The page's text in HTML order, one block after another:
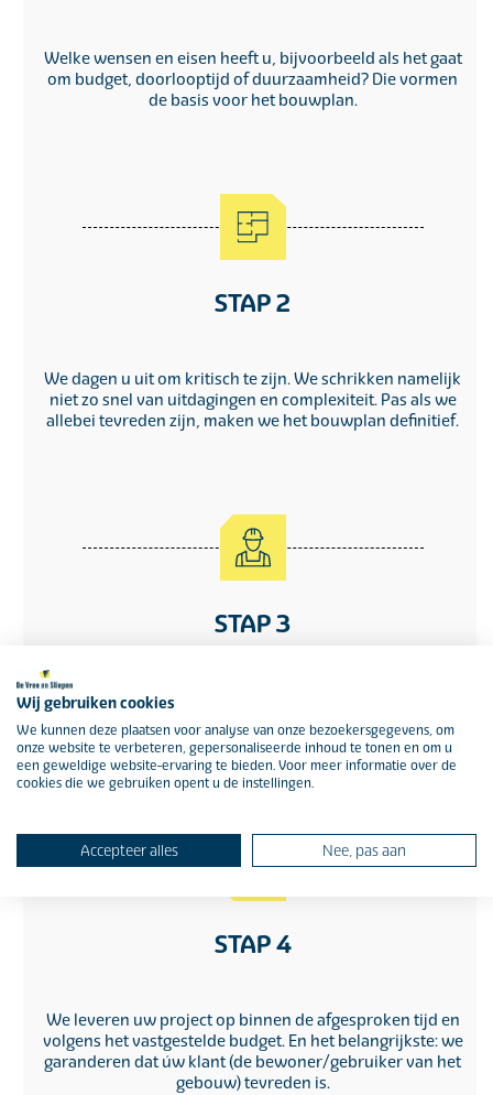
Welke wensen en eisen heeft u, bijvoorbeeld als het gaat
om budget, doorlooptijd of duurzaamheid? Die vormen
de basis voor het bouwplan.
STAP 2
We dagen u uit om kritisch te zijn. We schrikken namelijk
niet zo snel van uitdagingen en complexiteit. Pas als we
allebei tevreden zijn, maken we het bouwplan definitief.
STAP 3
Aan de slag! We bouwen volgens onze afspraken en
betrekken bewoners en gebruikers daar nadrukkelijk bij.
Goede communicatie is een belangrijke sleutel tot succes.
STAP 4
We leveren uw project op binnen de afgesproken tijd en
volgens het vastgestelde budget. En het belangrijkste: we
garanderen dat úw klant (de bewoner/gebruiker van het
gebouw) tevreden is.
Wij gebruiken cookies
We kunnen deze plaatsen voor analyse van onze bezoekersgegevens, om
onze website te verbeteren, gepersonaliseerde inhoud te tonen en om u
een geweldige website-ervaring te bieden. Voor meer informatie over de
cookies die we gebruiken opent u de instellingen.
Accepteer alles Nee, pas aan